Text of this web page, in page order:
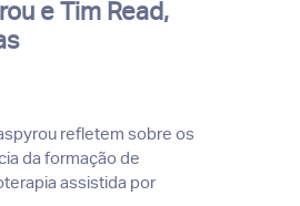
e Tim Read,
refletem sobre os
da formação de
assistida por